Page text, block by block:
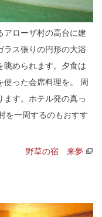
アローザ村の高台に建
ス張りの円形の大浴
眺められます。夕食は
使った会席料理を。 周
ます。ホテル発の真っ
を一周するのもおすす
野草の宿 来夢